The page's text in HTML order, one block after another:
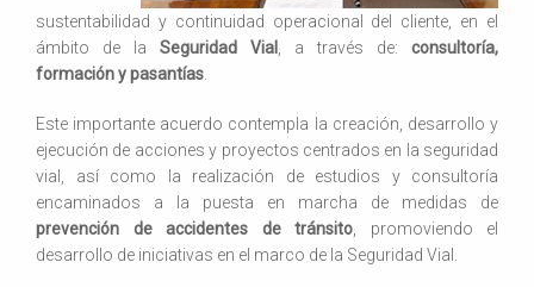
sustentabilidad y continuidad operacional del cliente, en el
ámbito de la Seguridad Vial , a través de: consultoría,
formación y pasantías
Este importante acuerdo contempla la creación, desarrollo y
ejecución de acciones y proyectos centrados en la seguridad
vial, así como la realización de estudios y consultoría
encaminados a la puesta en marcha de medidas de
prevención de accidentes de tránsito , promoviendo el
desarrollo de iniciativas en el marco de la Seguridad Vial.